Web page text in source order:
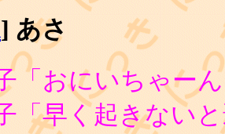
] あさ
「おにいちゃー
「早く起きない